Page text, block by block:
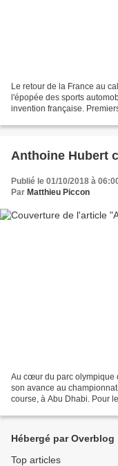
Le retour de la France au
l'épopée des sports
invention française.
Anthoine Hubert
Publié le 01/10/2018 à
Par Matthieu Piccon
Au cœur du parc olympique
son avance au
course, à Abu Dhabi. Pour
Hébergé par Overblog
Top articles